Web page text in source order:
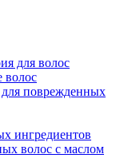
для волос
волос
поврежденных
ингредиентов
волос с маслом